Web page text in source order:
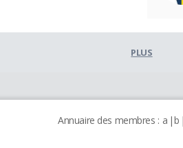
PLUS
Annuaire des membres : a b